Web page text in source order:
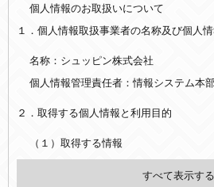
個人情報のお取扱いについて
１．個人情報取扱事業者の名称及び個人
名称：シュッピン株式会社
個人情報管理責任者：情報システム本
２．取得する個人情報と利用目的
（１）取得する情報
【シュッピン会員共通でご登録いただく